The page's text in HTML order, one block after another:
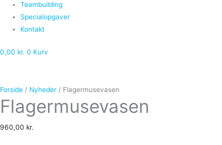
Teambuilding
Specialopgaver
Kontakt
0,00 kr. 0 Kurv
Forside / Nyheder / Flagermusevasen
Flagermusevasen
960,00 kr.